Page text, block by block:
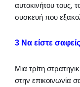
αυτοκινήτου τους,
συσκευή που
3 Να είστε
Μια τρίτη
στην επικοινωνία